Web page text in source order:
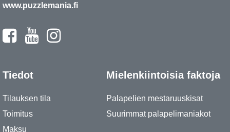
www.puzzlemania.fi
Tiedot
Tilauksen tila
Toimitus
Maksu
Mielenkiintoisia faktoja
Palapelien mestaruuskisat
Suurimmat palapelimaniakot